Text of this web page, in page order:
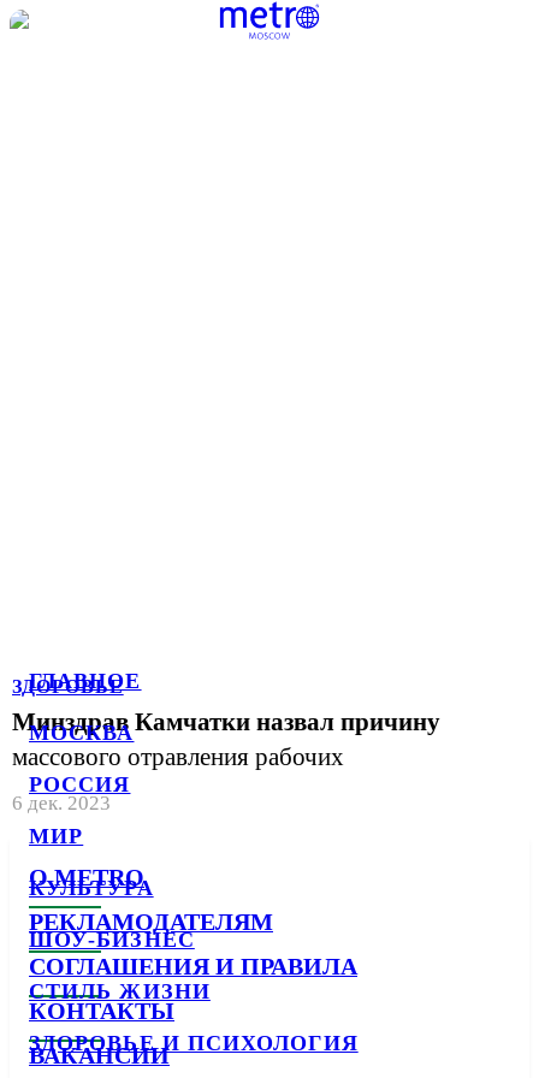
ГЛАВНОЕ
МОСКВА
РОССИЯ
МИР
КУЛЬТУРА
ШОУ-БИЗНЕС
СТИЛЬ ЖИЗНИ
ЗДОРОВЬЕ И ПСИХОЛОГИЯ
ЗДОРОВЬЕ
Минздрав Камчатки назвал причину
массового отравления рабочих
6 дек. 2023
О METRO
РЕКЛАМОДАТЕЛЯМ
СОГЛАШЕНИЯ И ПРАВИЛА
КОНТАКТЫ
ВАКАНСИИ